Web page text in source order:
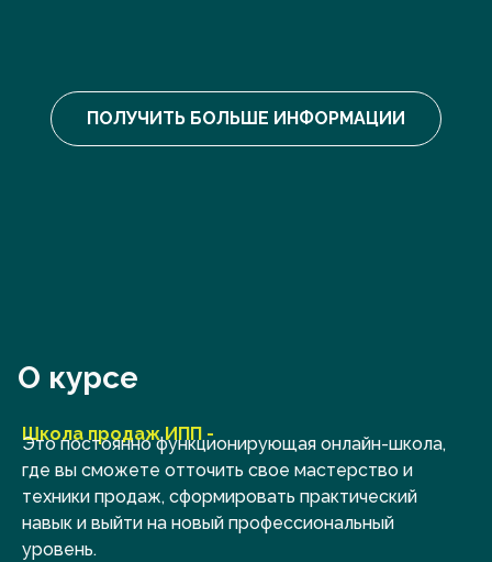
ПОЛУЧИТЬ БОЛЬШЕ ИНФОРМАЦИИ
О курсе
Школа продаж ИПП -
Это постоянно функционирующая онлайн-школа,
где вы сможете отточить свое мастерство и
техники продаж, сформировать практический
навык и выйти на новый профессиональный
уровень.